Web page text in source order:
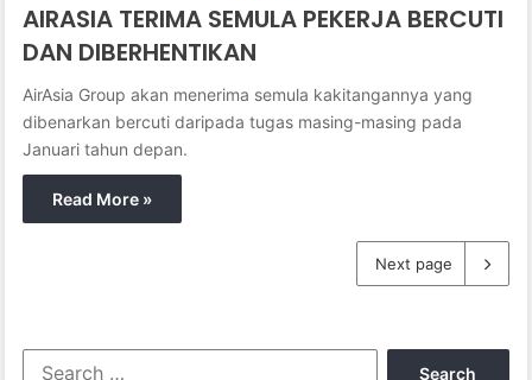
AIRASIA TERIMA SEMULA PEKERJA BERCUTI
DAN DIBERHENTIKAN
AirAsia Group akan menerima semula kakitangannya yang
dibenarkan bercuti daripada tugas masing-masing pada
Januari tahun depan.
Read More »
Next page